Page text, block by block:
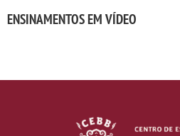
ENSINAMENTOS EM VÍDEO